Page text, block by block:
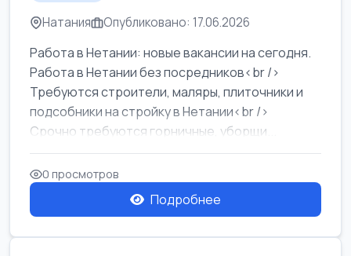
Натания Опубликовано: 17.06.2026
Работа в Нетании: новые вакансии на сегодня.
Работа в Нетании без посредников<br />
Требуются строители, маляры, плиточники и
подсобники на стройку в Нетании<br />
Срочно требуются горничные, уборщи...
0 просмотров
Подробнее